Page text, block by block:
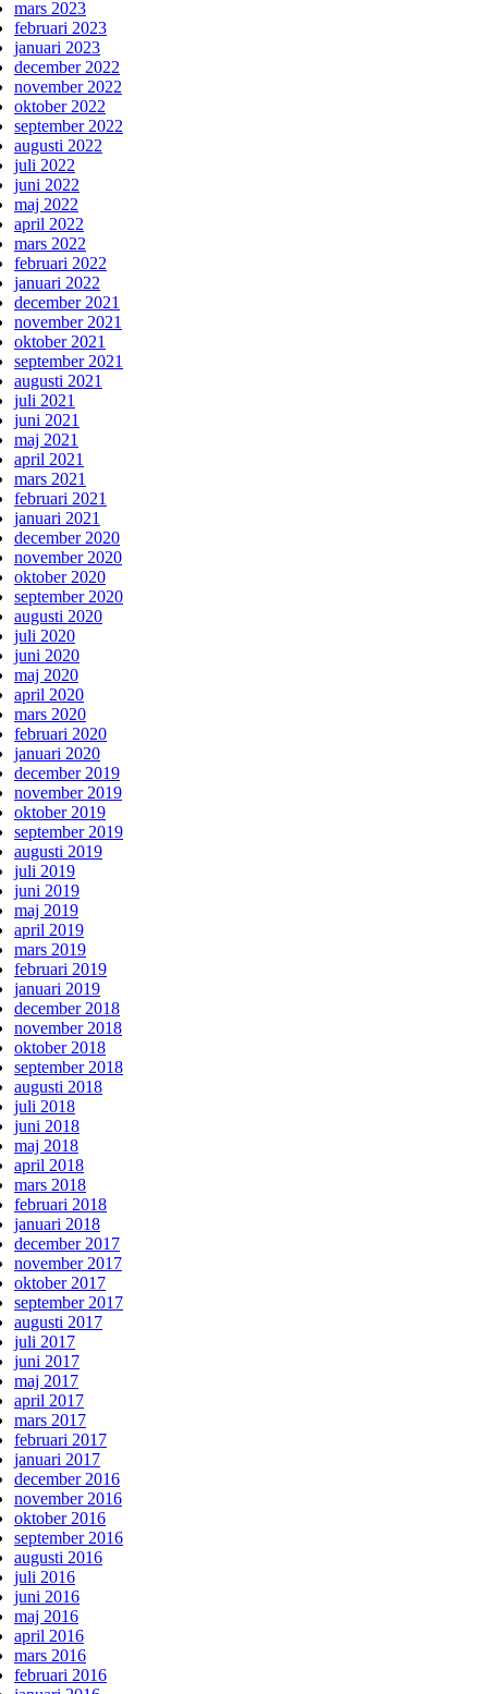
mars 2023
februari 2023
januari 2023
december 2022
november 2022
oktober 2022
september 2022
augusti 2022
juli 2022
juni 2022
maj 2022
april 2022
mars 2022
februari 2022
januari 2022
december 2021
november 2021
oktober 2021
september 2021
augusti 2021
juli 2021
juni 2021
maj 2021
april 2021
mars 2021
februari 2021
januari 2021
december 2020
november 2020
oktober 2020
september 2020
augusti 2020
juli 2020
juni 2020
maj 2020
april 2020
mars 2020
februari 2020
januari 2020
december 2019
november 2019
oktober 2019
september 2019
augusti 2019
juli 2019
juni 2019
maj 2019
april 2019
mars 2019
februari 2019
januari 2019
december 2018
november 2018
oktober 2018
september 2018
augusti 2018
juli 2018
juni 2018
maj 2018
april 2018
mars 2018
februari 2018
januari 2018
december 2017
november 2017
oktober 2017
september 2017
augusti 2017
juli 2017
juni 2017
maj 2017
april 2017
mars 2017
februari 2017
januari 2017
december 2016
november 2016
oktober 2016
september 2016
augusti 2016
juli 2016
juni 2016
maj 2016
april 2016
mars 2016
februari 2016